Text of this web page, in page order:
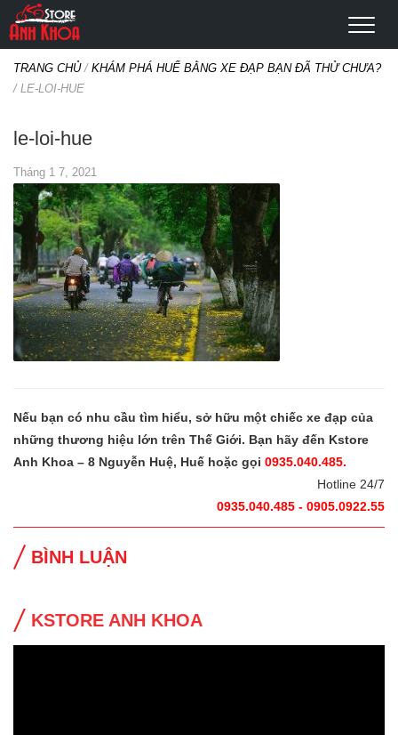
TRANG CHỦ/ KHÁM PHÁ HUẾ BẰNG XE ĐẠP BẠN ĐÃ THỬ CHƯA?
/ LE-LOI-HUE
le-loi-hue
Tháng 1 7, 2021
Nếu bạn có nhu cầu tìm hiểu, sở hữu một chiếc xe đạp của
những thương hiệu lớn trên Thế Giới. Bạn hãy đến Kstore
Anh Khoa – 8 Nguyễn Huệ, Huế hoặc gọi 0935.040.485.
Hotline 24/7
0935.040.485 - 0905.0922.55
BÌNH LUẬN
KSTORE ANH KHOA